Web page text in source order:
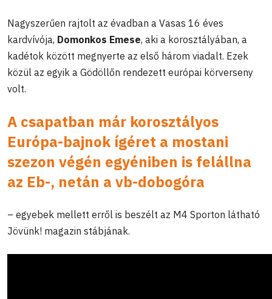
Nagyszerűen rajtolt az évadban a Vasas 16 éves
kardvívója, Domonkos Emese, aki a korosztályában, a
kadétok között megnyerte az első három viadalt. Ezek
közül az egyik a Gödöllőn rendezett európai körverseny
volt.
A csapatban már korosztályos
Európa-bajnok ígéret a mostani
szezon végén egyéniben is felállna
az Eb-, netán a vb-dobogóra
– egyebek mellett erről is beszélt az M4 Sporton látható
Jövünk! magazin stábjának.